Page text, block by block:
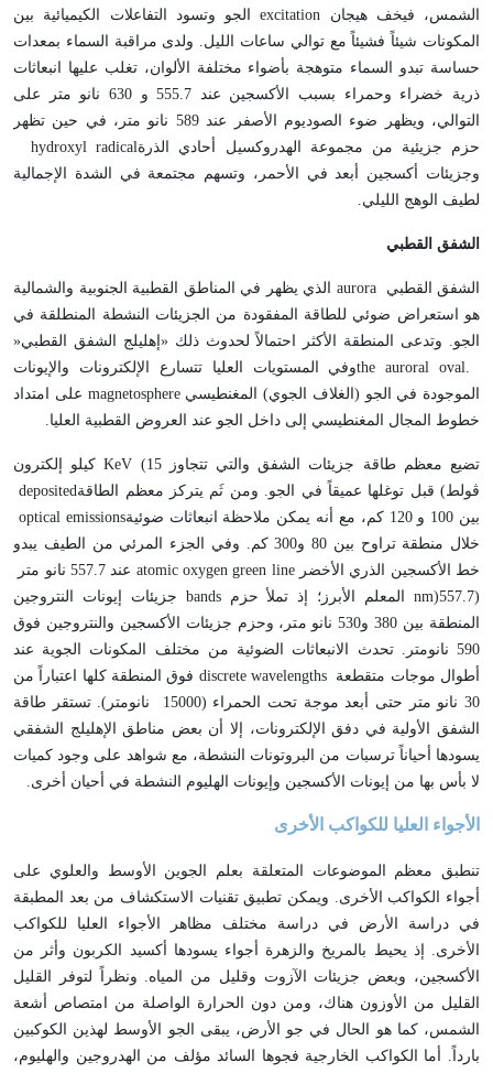
الشمس، فيخف هيجان excitation
الجو وتسود التفاعلات الكيميائية بين
المكونات شيئاً فشيئاً مع توالي ساعات الليل. ولدى مراقبة السماء بمعدات
حساسة تبدو السماء متوهجة بأضواء مختلفة الألوان، تغلب عليها انبعاثات
ذرية خضراء وحمراء بسبب الأكسجين عند 555.7 و 630 نانو متر على
التوالي، ويظهر ضوء الصوديوم الأصفر عند 589 نانو متر، في حين تظهر
حزم جزيئية من مجموعة الهدروكسيل أحادي الذرةhydroxyl radical
وجزيئات أكسجين أبعد في الأحمر، وتسهم مجتمعة في الشدة الإجمالية
لطيف الوهج الليلي.
الشفق القطبي
الشفق القطبي aurora
الذي يظهر في المناطق القطبية الجنوبية والشمالية
هو استعراض ضوئي للطاقة المفقودة من الجزيئات النشطة المنطلقة في
الجو. وتدعى المنطقة الأكثر احتمالاً لحدوث ذلك «إهليلج الشفق القطبي»
the auroral oval.وفي المستويات العليا تتسارع الإلكترونات والإيونات
الموجودة في الجو (الغلاف الجوي) المغنطيسي magnetosphere على امتداد
خطوط المجال المغنطيسي إلى داخل الجو عند العروض القطبية العليا.
تضيع معظم طاقة جزيئات الشفق والتي تتجاوز 15 KeV ( كيلو إلكترون
ڤولط) قبل توغلها عميقاً في الجو. ومن ثَم يتركز معظم الطاقةdeposited
بين 100 و 120 كم، مع أنه يمكن ملاحظة انبعاثات ضوئية
optical emissions
خلال منطقة تراوح بين 80 و300 كم. وفي الجزء المرئي من الطيف يبدو
خط الأكسجين الذري الأخضر atomic oxygen green line
عند 557.7 نانو متر
(557.7
nm) المعلم الأبرز؛ إذ تملأ حزم bands جزيئات إيونات النتروجين
المنطقة بين 380 و530 نانو متر، وحزم جزيئات الأكسجين والنتروجين فوق
590 نانومتر. تحدث الانبعاثات الضوئية من مختلف المكونات الجوية عند
أطوال موجات متقطعة discrete wavelengths فوق المنطقة كلها اعتباراً من
30 نانو متر حتى أبعد موجة تحت الحمراء (15000 نانومتر). تستقر طاقة
الشفق الأولية في دفق الإلكترونات، إلا أن بعض مناطق الإهليلج الشفقي
يسودها أحياناً ترسبات من البروتونات النشطة، مع شواهد على وجود كميات
لا بأس بها من إيونات الأكسجين وإيونات الهليوم النشطة في أحيان أخرى.
الأجواء العليا للكواكب الأخرى
تنطبق معظم الموضوعات المتعلقة بعلم الجوين الأوسط والعلوي على
أجواء الكواكب الأخرى. ويمكن تطبيق تقنيات الاستكشاف من بعد المطبقة
في دراسة الأرض في دراسة مختلف مظاهر الأجواء العليا للكواكب
الأخرى. إذ يحيط بالمريخ والزهرة أجواء يسودها أكسيد الكربون وأثر من
الأكسجين، وبعض جزيئات الآزوت وقليل من المياه. ونظراً لتوفر القليل
القليل من الأوزون هناك، ومن دون الحرارة الواصلة من امتصاص أشعة
الشمس، كما هو الحال في جو الأرض، يبقى الجو الأوسط لهذين الكوكبين
بارداً. أما الكواكب الخارجية فجوها السائد مؤلف من الهدروجين والهليوم،